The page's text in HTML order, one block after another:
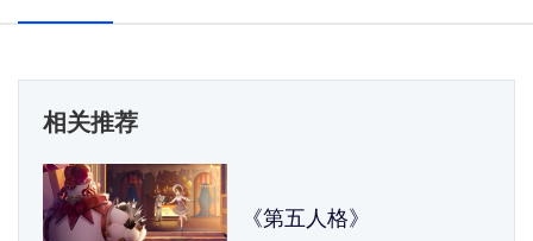
相关推荐
《第五人格》